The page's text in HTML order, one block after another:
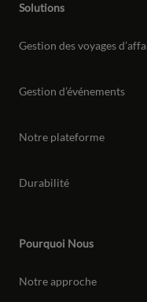
Solutions
Gestion des voyages
Gestion d’événements
Notre plateforme
Durabilité
Pourquoi Nous
Notre approche